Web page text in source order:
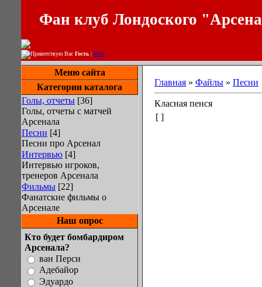
Фан клуб Лондоского
Приветствую Вас Гость | RSS
Меню сайта
Категории каталога
Голы, отчеты [36]
Голы, отчеты с матчей
Арсенала
Песни [4]
Песни про Арсенал
Интервью [4]
Интервью игроков,
тренеров Арсенала
Фильмы [22]
Фанатские фильмы о
Арсенале
Наш опрос
Кто будет бомбардиром
Арсенала?
ван Перси
Адебайор
Эдуардо
Главная » Файлы » Песни
Класная пенся
[ ]